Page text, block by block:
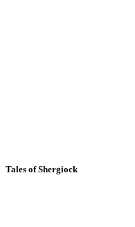
Tales of Shergiock